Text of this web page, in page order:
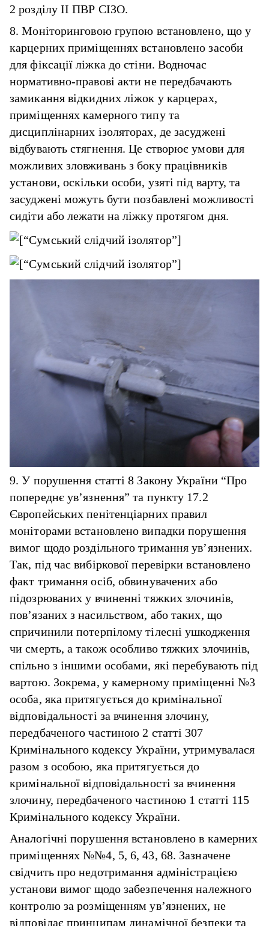
2 розділу II ПВР СІЗО.
8. Моніторинговою групою встановлено, що у
карцерних приміщеннях встановлено засоби
для фіксації ліжка до стіни. Водночас
нормативно-правові акти не передбачають
замикання відкидних ліжок у карцерах,
приміщеннях камерного типу та
дисциплінарних ізоляторах, де засуджені
відбувають стягнення. Це створює умови для
можливих зловживань з боку працівників
установи, оскільки особи, узяті під варту, та
засуджені можуть бути позбавлені можливості
сидіти або лежати на ліжку протягом дня.
9. У порушення статті 8 Закону України “Про
попереднє ув’язнення” та пункту 17.2
Європейських пенітенціарних правил
моніторами встановлено випадки порушення
вимог щодо роздільного тримання ув’язнених.
Так, під час вибіркової перевірки встановлено
факт тримання осіб, обвинувачених або
підозрюваних у вчиненні тяжких злочинів,
пов’язаних з насильством, або таких, що
спричинили потерпілому тілесні ушкодження
чи смерть, а також особливо тяжких злочинів,
спільно з іншими особами, які перебувають під
вартою. Зокрема, у камерному приміщенні №3
особа, яка притягується до кримінальної
відповідальності за вчинення злочину,
передбаченого частиною 2 статті 307
Кримінального кодексу України, утримувалася
разом з особою, яка притягується до
кримінальної відповідальності за вчинення
злочину, передбаченого частиною 1 статті 115
Кримінального кодексу України.
Аналогічні порушення встановлено в камерних
приміщеннях №№4, 5, 6, 43, 68. Зазначене
свідчить про недотримання адміністрацією
установи вимог щодо забезпечення належного
контролю за розміщенням ув’язнених, не
відповідає принципам динамічної безпеки та